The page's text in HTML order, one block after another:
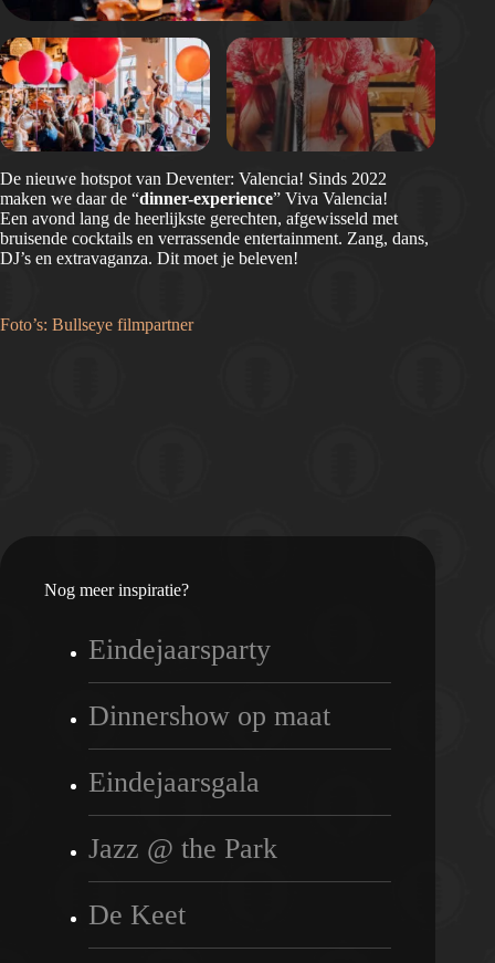
De nieuwe hotspot van Deventer: Valencia! Sinds 2022
maken we daar de “dinner-experience” Viva Valencia!
Een avond lang de heerlijkste gerechten, afgewisseld met
bruisende cocktails en verrassende entertainment. Zang, dans,
DJ’s en extravaganza. Dit moet je beleven!
Foto’s: Bullseye filmpartner
Nog meer inspiratie?
Eindejaarsparty
Dinnershow op maat
Eindejaarsgala
Jazz @ the Park
De Keet